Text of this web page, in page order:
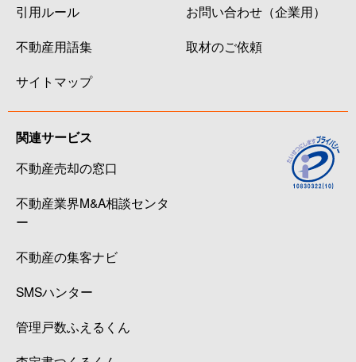
引用ルール
不動産用語集
サイトマップ
お問い合わせ（企業用）
取材のご依頼
関連サービス
不動産売却の窓口
不動産業界M&A相談センタ
ー
不動産の集客ナビ
SMSハンター
管理戸数ふえるくん